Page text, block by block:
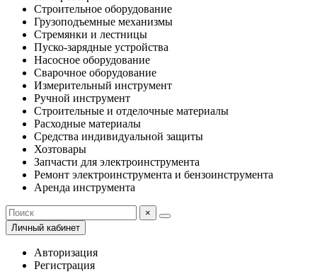
Строительное оборудование
Грузоподъемные механизмы
Стремянки и лестницы
Пуско-зарядные устройства
Насосное оборудование
Сварочное оборудование
Измерительный инструмент
Ручной инструмент
Строительные и отделочные материалы
Расходные материалы
Средства индивидуальной защиты
Хозтовары
Запчасти для электроинструмента
Ремонт электроинструмента и бензоинструмента
Аренда инструмента
×
Личный кабинет
Авторизация
Регистрация